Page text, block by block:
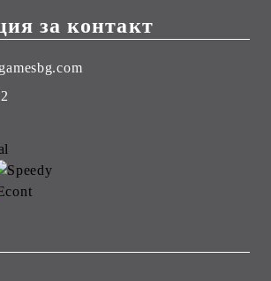
за контакт